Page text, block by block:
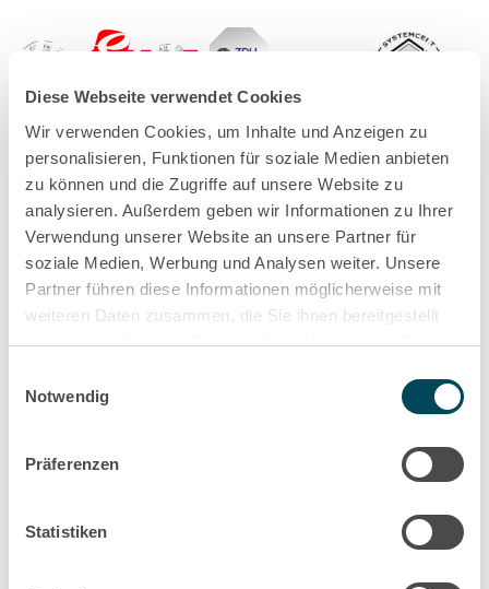
Diese Webseite verwendet Cookies
Wir verwenden Cookies, um Inhalte und Anzeigen zu
personalisieren, Funktionen für soziale Medien anbieten
zu können und die Zugriffe auf unsere Website zu
analysieren. Außerdem geben wir Informationen zu Ihrer
Verwendung unserer Website an unsere Partner für
soziale Medien, Werbung und Analysen weiter. Unsere
Partner führen diese Informationen möglicherweise mit
weiteren Daten zusammen, die Sie ihnen bereitgestellt
haben oder die sie im Rahmen Ihrer Nutzung der Dienste
Notwendig
Präferenzen
Statistiken
© 2026 Akiem | Sitemap Impressum Datenschutzerklärung Cookie policy
Unsere Standorte Stakeholder Anliegen